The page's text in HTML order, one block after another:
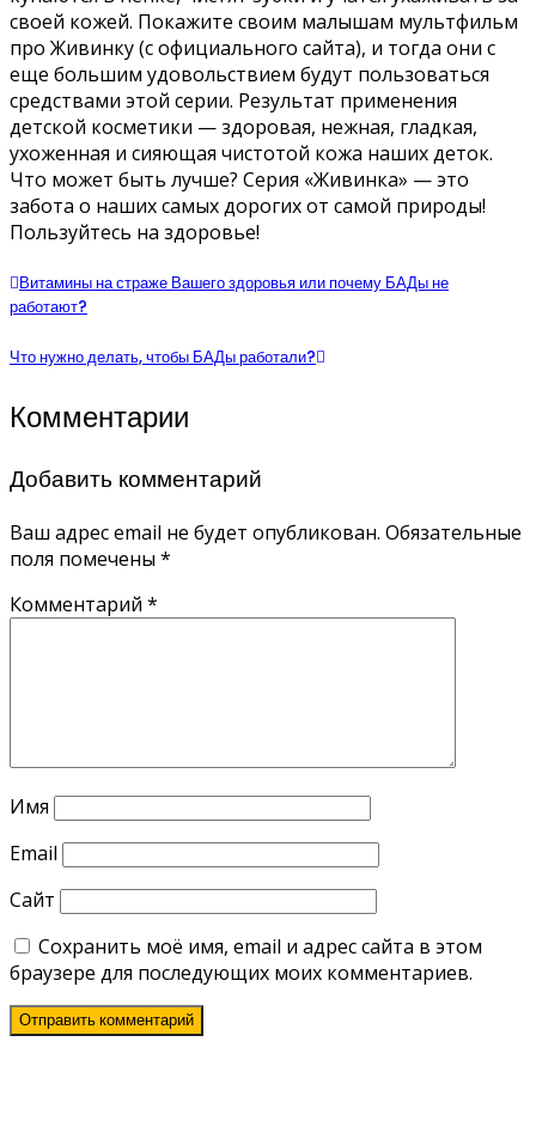
своей кожей. Покажите своим малышам мультфильм
про Живинку (с официального сайта), и тогда они с
еще большим удовольствием будут пользоваться
средствами этой серии. Результат применения
детской косметики — здоровая, нежная, гладкая,
ухоженная и сияющая чистотой кожа наших деток.
Что может быть лучше? Серия «Живинка» — это
забота о наших самых дорогих от самой природы!
Пользуйтесь на здоровье!
Витамины на страже Вашего здоровья или почему БАДы не
работают?
Что нужно делать, чтобы БАДы работали?
Комментарии
Добавить комментарий
Ваш адрес email не будет опубликован. Обязательные
поля помечены *
Комментарий *
Имя
Email
Сайт
Сохранить моё имя, email и адрес сайта в этом
браузере для последующих моих комментариев.